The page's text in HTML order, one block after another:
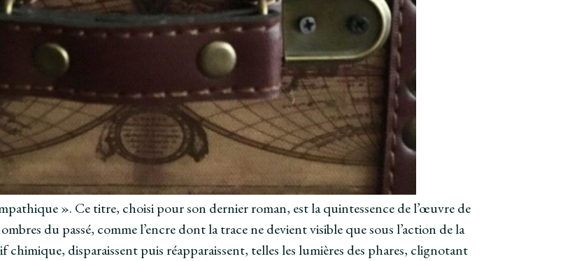
». Ce titre, choisi pour son dernier roman, est la quintessence de l’œuvre de
du passé, comme l’encre dont la trace ne devient visible que sous l’action de la
chimique, disparaissent puis réapparaissent, telles les lumières des phares, clignotant